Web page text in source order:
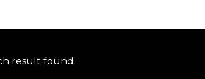
result found